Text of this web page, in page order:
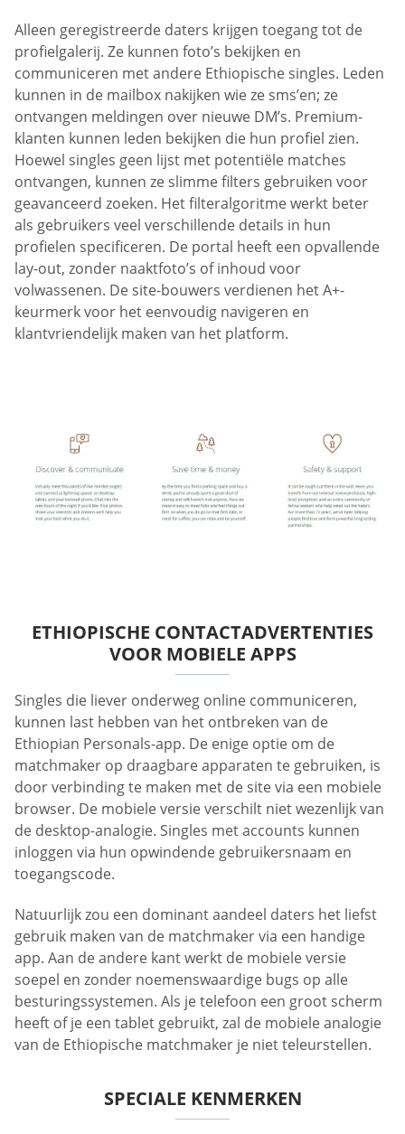
Alleen geregistreerde daters krijgen toegang tot de
profielgalerij. Ze kunnen foto’s bekijken en
communiceren met andere Ethiopische singles. Leden
kunnen in de mailbox nakijken wie ze sms’en; ze
ontvangen meldingen over nieuwe DM’s. Premium-
klanten kunnen leden bekijken die hun profiel zien.
Hoewel singles geen lijst met potentiële matches
ontvangen, kunnen ze slimme filters gebruiken voor
geavanceerd zoeken. Het filteralgoritme werkt beter
als gebruikers veel verschillende details in hun
profielen specificeren. De portal heeft een opvallende
lay-out, zonder naaktfoto’s of inhoud voor
volwassenen. De site-bouwers verdienen het A+-
keurmerk voor het eenvoudig navigeren en
klantvriendelijk maken van het platform.
ETHIOPISCHE CONTACTADVERTENTIES
VOOR MOBIELE APPS
Singles die liever onderweg online communiceren,
kunnen last hebben van het ontbreken van de
Ethiopian Personals-app. De enige optie om de
matchmaker op draagbare apparaten te gebruiken, is
door verbinding te maken met de site via een mobiele
browser. De mobiele versie verschilt niet wezenlijk van
de desktop-analogie. Singles met accounts kunnen
inloggen via hun opwindende gebruikersnaam en
toegangscode.
Natuurlijk zou een dominant aandeel daters het liefst
gebruik maken van de matchmaker via een handige
app. Aan de andere kant werkt de mobiele versie
soepel en zonder noemenswaardige bugs op alle
besturingssystemen. Als je telefoon een groot scherm
heeft of je een tablet gebruikt, zal de mobiele analogie
van de Ethiopische matchmaker je niet teleurstellen.
SPECIALE KENMERKEN